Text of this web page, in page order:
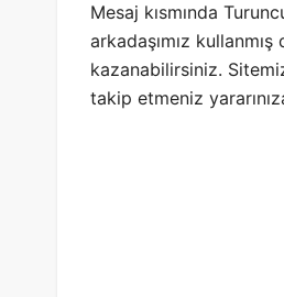
Mesaj kısmında
arkadaşımız
kazanabilirsiniz.
takip etmeniz